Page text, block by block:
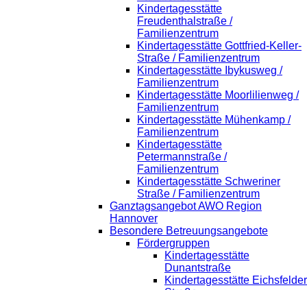
Kindertagesstätte
Freudenthalstraße /
Familienzentrum
Kindertagesstätte Gottfried-Keller-
Straße / Familienzentrum
Kindertagesstätte Ibykusweg /
Familienzentrum
Kindertagesstätte Moorlilienweg /
Familienzentrum
Kindertagesstätte Mühenkamp /
Familienzentrum
Kindertagesstätte
Petermannstraße /
Familienzentrum
Kindertagesstätte Schweriner
Straße / Familienzentrum
Ganztagsangebot AWO Region
Hannover
Besondere Betreuungsangebote
Fördergruppen
Kindertagesstätte
Dunantstraße
Kindertagesstätte Eichsfelder